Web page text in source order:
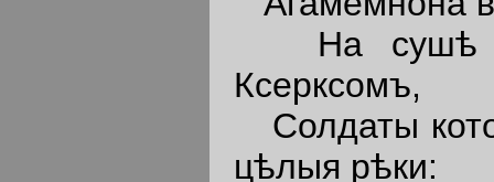
На сушѣ
Ксерксомъ,
Солдаты
цѣлыя рѣки: